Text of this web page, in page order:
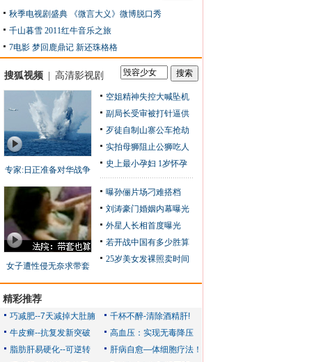
秋季电视剧盛典
《微言大义》微博脱口秀
千山暮雪 2011红牛音乐之旅
7电影 梦回鹿鼎记 新还珠格格
搜狐视频 高清影视剧
专家:日正准备对华战争
女子遭性侵无奈求带套
空姐精神失控大喊坠机
副局长受审被打针逼供
歹徒自制山寨公车抢劫
实拍母狮阻止公狮吃人
史上最小孕妇 1岁怀孕
曝孙俪片场刁难搭档
刘涛豪门婚姻内幕曝光
外星人长相首度曝光
若开战中国有多少胜算
25岁美女发裸照卖时间
精彩推荐